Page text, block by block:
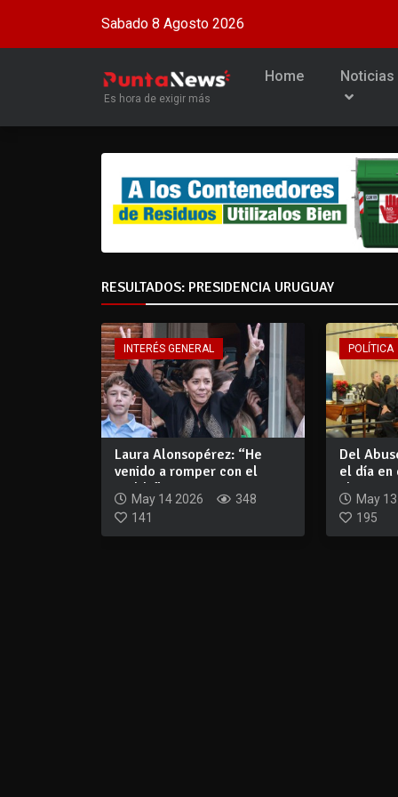
Sabado 8 Agosto 2026
Es hora de exigir más
Home Noticias
RESULTADOS: PRESIDENCIA URUGUAY
INTERÉS GENERAL
Laura Alonsopérez: “He
venido a romper con el
molde”
May 14 2026
348
141
POLÍTICA
Del
el día
al co...
May
195